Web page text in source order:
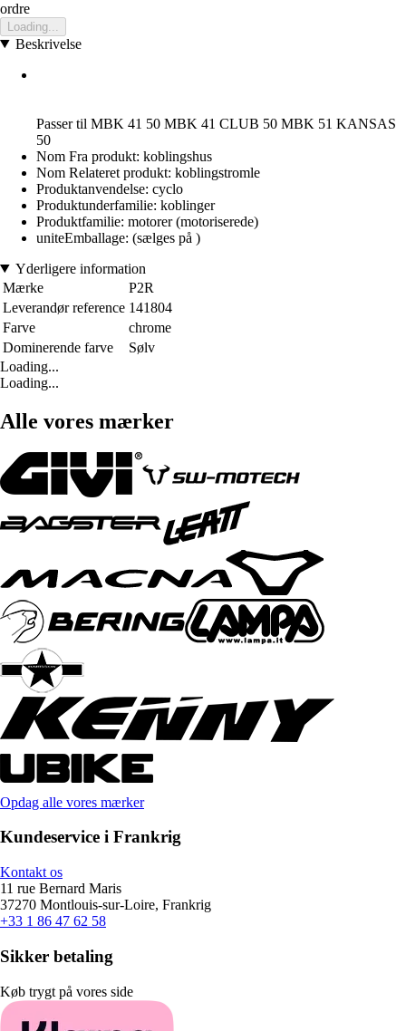
ordre
Loading...
Beskrivelse
Passer til MBK 41 50 MBK 41 CLUB 50 MBK 51 KANSAS
50
Nom Fra produkt: koblingshus
Nom Relateret produkt: koblingstromle
Produktanvendelse: cyclo
Produktunderfamilie: koblinger
Produktfamilie: motorer (motoriserede)
uniteEmballage: (sælges på )
Yderligere information
Mærke
P2R
Leverandør reference 141804
Farve
chrome
Dominerende farve
Sølv
Loading...
Loading...
Alle vores mærker
Opdag alle vores mærker
Kundeservice i Frankrig
Kontakt os
11 rue Bernard Maris
37270 Montlouis-sur-Loire, Frankrig
+33 1 86 47 62 58
Sikker betaling
Køb trygt på vores side